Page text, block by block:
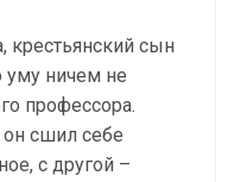
крестьянский сын
уму ничем не
профессора.
он сшил себе
с другой –